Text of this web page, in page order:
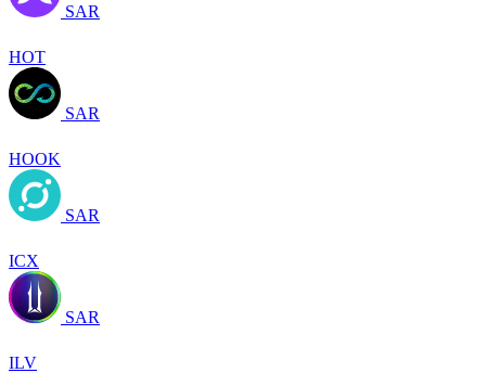
SAR
HOT
SAR
HOOK
SAR
ICX
SAR
ILV